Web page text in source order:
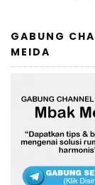
GABUNG
MEIDA